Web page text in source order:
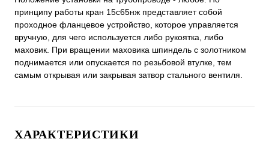
принципу работы кран 15с65нж представляет собой
проходное фланцевое устройство, которое управляется
вручную, для чего используется либо рукоятка, либо
маховик. При вращении маховика шпиндель с золотником
поднимается или опускается по резьбовой втулке, тем
самым открывая или закрывая затвор стального вентиля.
ХАРАКТЕРИСТИКИ